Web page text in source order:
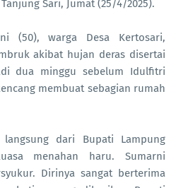
Sari, Jumat (25/4/2025).
(50), warga Desa Kertosari,
akibat hujan deras disertai
dua minggu sebelum Idulfitri
membuat sebagian rumah
langsung dari Bupati Lampung
menahan haru. Sumarni
Dirinya sangat berterima